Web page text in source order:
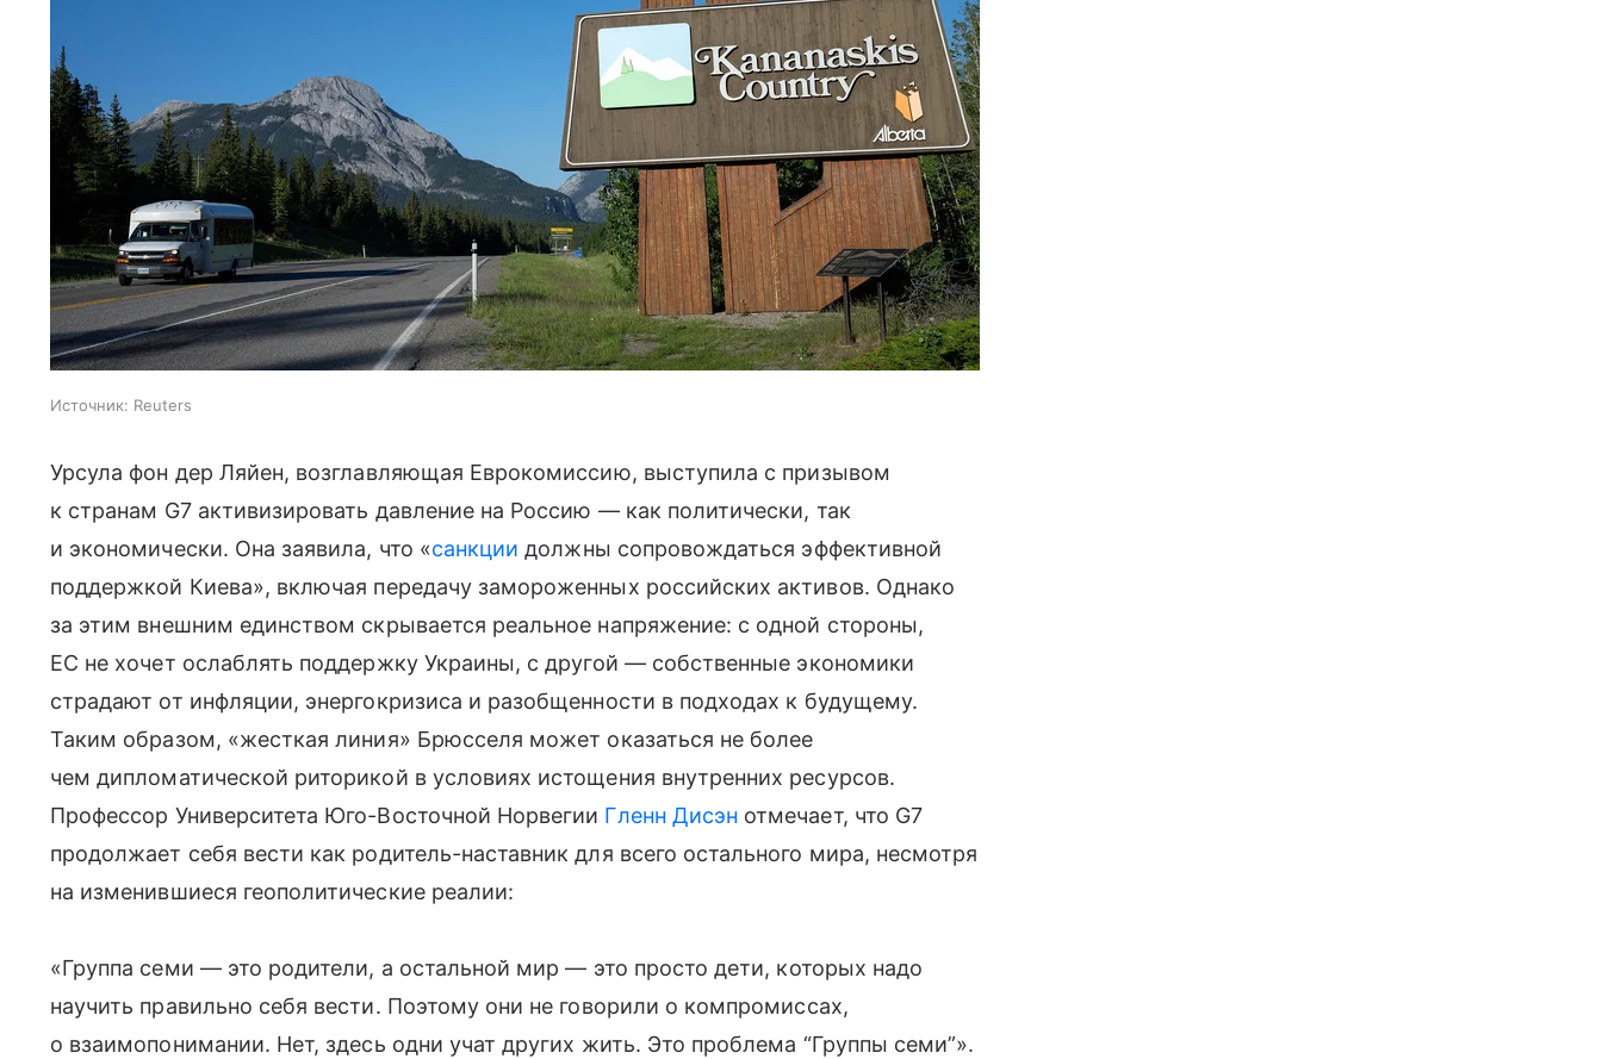
Источник: Reuters
Урсула фон дер Ляйен, возглавляющая Еврокомиссию, выступила с призывом
к странам G7 активизировать давление на Россию — как политически, так
и экономически. Она заявила, что «санкции должны сопровождаться эффективной
поддержкой Киева», включая передачу замороженных российских активов. Однако
за этим внешним единством скрывается реальное напряжение: с одной стороны,
ЕС не хочет ослаблять поддержку Украины, с другой — собственные экономики
страдают от инфляции, энергокризиса и разобщенности в подходах к будущему.
Таким образом, «жесткая линия» Брюсселя может оказаться не более
чем дипломатической риторикой в условиях истощения внутренних ресурсов.
Профессор Университета Юго-Восточной Норвегии Гленн Дисэн отмечает, что G7
продолжает себя вести как родитель-наставник для всего остального мира, несмотря
на изменившиеся геополитические реалии:
«Группа семи — это родители, а остальной мир — это просто дети, которых надо
научить правильно себя вести. Поэтому они не говорили о компромиссах,
о взаимопонимании. Нет, здесь одни учат других жить. Это проблема “Группы семи”».